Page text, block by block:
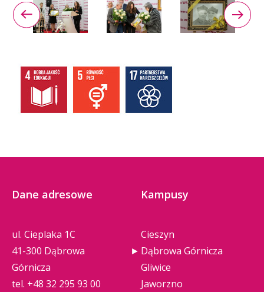
Dane adresowe
ul. Cieplaka 1C
41-300 Dąbrowa
Górnicza
tel. +48 32 295 93 00
Kampusy
Cieszyn
Dąbrowa Górnicza
Gliwice
Jaworzno